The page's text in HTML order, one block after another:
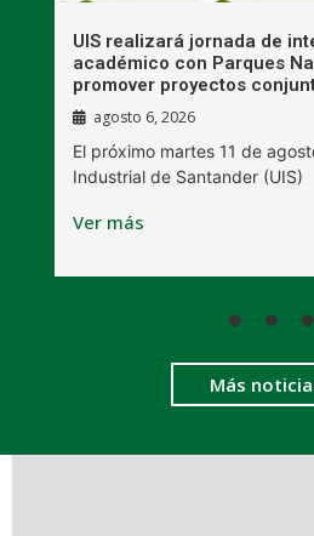
UIS realizará jornada de
académico con Parques
promover proyectos
agosto 6, 2026
El próximo martes 11 de
Industrial de Santander (UIS)
Ver más
Más